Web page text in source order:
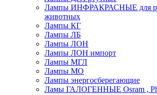
Лампы ИНФРАКРАСНЫЕ для
животных
Лампы КГ
Лампы ЛБ
Лампы ЛОН
Лампы ЛОН импорт
Лампы МГЛ
Лампы МО
Лампы энергосберегающие
Ламы ГАЛОГЕННЫЕ Osram ,